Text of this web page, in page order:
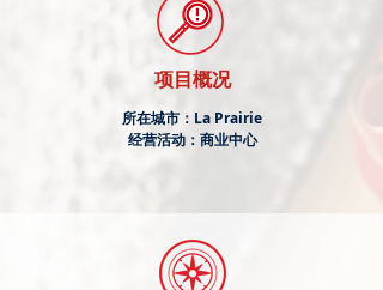
项目概况
所在城市：La Prairie
经营活动：商业中心